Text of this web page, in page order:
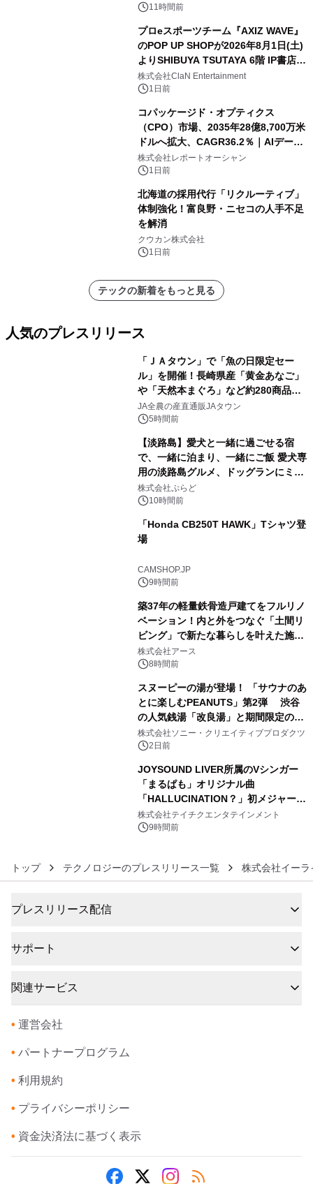
11時間前
プロeスポーツチーム『AXIZ WAVE』
のPOP UP SHOPが2026年8月1日(土)
よりSHIBUYA TSUTAYA 6階 IP書店で
開催決定！！
株式会社ClaN Entertainment
1日前
コパッケージド・オプティクス
（CPO）市場、2035年28億8,700万米
ドルへ拡大、CAGR36.2％｜AIデータ
センター・高速光通信需要が成長を加
速
株式会社レポートオーシャン
1日前
北海道の採用代行「リクルーティブ」
体制強化！富良野・ニセコの人手不足
を解消
クウカン株式会社
1日前
テックの新着をもっと見る
人気のプレスリリース
「ＪＡタウン」で「魚の日限定セー
ル」を開催！長崎県産「黄金あなご」
や「天然本まぐろ」など約280商品を
販売！～毎月１０日の定例企画～
JA全農の産直通販JAタウン
5時間前
【淡路島】愛犬と一緒に過ごせる宿
で、一緒に泊まり、一緒にご飯 愛犬専
用の淡路島グルメ、ドッグランにミニ
プール グランピングとトレーラーハウ
スの2施設で
株式会社ぷらど
10時間前
「Honda CB250T HAWK」Tシャツ登
場
CAMSHOP.JP
9時間前
築37年の軽量鉄骨造戸建てをフルリノ
ベーション！内と外をつなぐ「土間リ
ビング」で新たな暮らしを叶えた施工
事例を株式会社アースが公開
株式会社アース
8時間前
スヌーピーの湯が登場！ 「サウナのあ
とに楽しむPEANUTS」第2弾 渋谷
の人気銭湯「改良湯」と期間限定のコ
ラボレーション サウナイキタイコラ
ボグッズも発売決定！
株式会社ソニー・クリエイティブプロダクツ
2日前
JOYSOUND LIVER所属のVシンガー
「まるぱも」オリジナル曲
「HALLUCINATION？」初メジャー配
信リリース決定！
株式会社テイチクエンタテインメント
9時間前
トップ テクノロジーのプレスリリース一覧 株式会社イーラ
プレスリリース配信
サポート
関連サービス
• 運営会社
• パートナープログラム
• 利用規約
• プライバシーポリシー
• 資金決済法に基づく表示